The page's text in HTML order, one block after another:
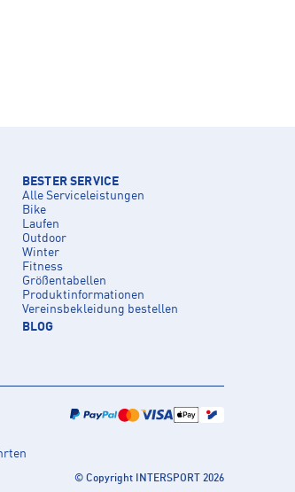
BESTER SERVICE
Alle Serviceleistungen
Bike
Laufen
Outdoor
Winter
Fitness
Größentabellen
Produktinformationen
Vereinsbekleidung bestellen
BLOG
© Copyright INTERSPORT 2026